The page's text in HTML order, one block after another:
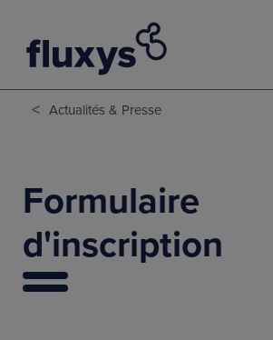
< Actualités & Presse
Formulaire
d'inscription